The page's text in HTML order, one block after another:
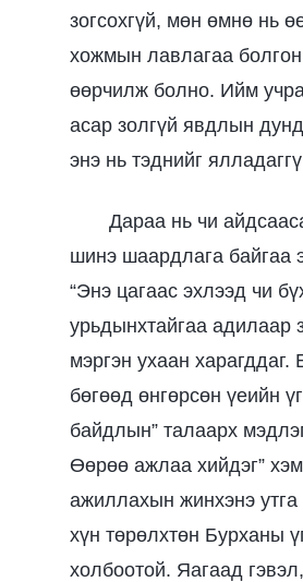
зогсохгүй, мөн өмнө нь
хожмын лавлагаа
өөрчилж болно. Ийм
асар золгүй явдлын
энэ нь тэднийг
Дараа нь чи
шинэ шаардлага байгаа
“Энэ цагаас эхлээд чи
урьдынхтайгаа адилаар
мэргэн ухаан
бөгөөд өнгөрсөн үеийн
байдлын” талаарх
Өөрөө ажлаа хийдэг”
ажиллахын жинхэнэ утга
хүн төрөлхтөн Бурханы
холбоотой. Яагаад